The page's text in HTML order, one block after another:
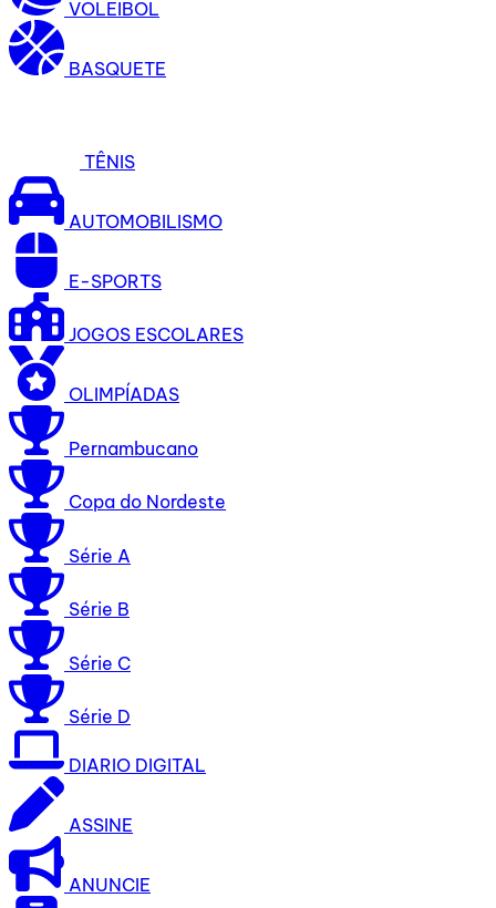
VOLEIBOL
BASQUETE
TÊNIS
AUTOMOBILISMO
E-SPORTS
JOGOS ESCOLARES
OLIMPÍADAS
Pernambucano
Copa do Nordeste
Série A
Série B
Série C
Série D
DIARIO DIGITAL
ASSINE
ANUNCIE